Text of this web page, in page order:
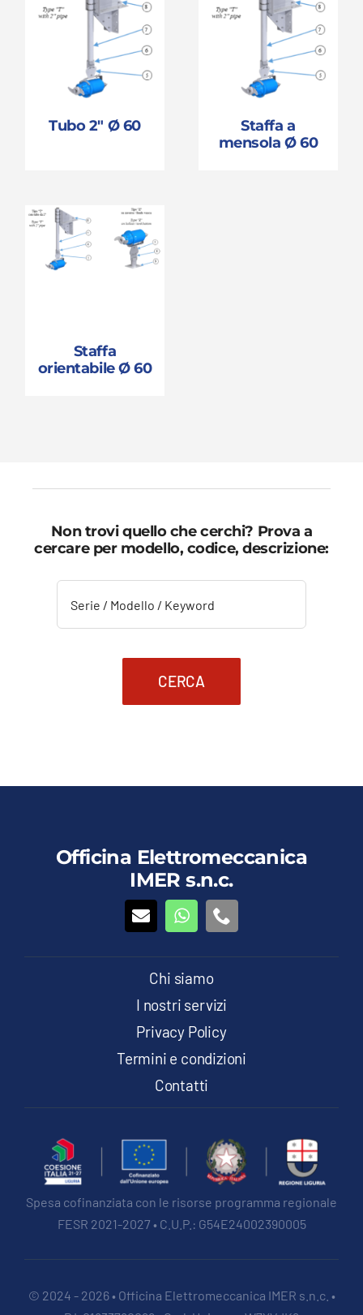
Tubo 2″ Ø 60
Staffa a
mensola Ø 60
Staffa
orientabile Ø 60
Non trovi quello che cerchi? Prova a
cercare per modello, codice, descrizione:
CERCA
Officina Elettromeccanica
IMER s.n.c.
Chi siamo
I nostri servizi
Privacy Policy
Termini e condizioni
Contatti
Spesa cofinanziata con le risorse programma regionale
FESR 2021-2027 • C.U.P.: G54E24002390005
© 2024 - 2026 • Officina Elettromeccanica IMER s.n.c. •